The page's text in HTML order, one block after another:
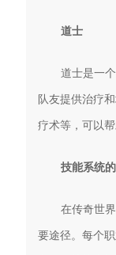
道士
道士是一
队友提供治疗
疗术等，可以
技能系统
在传奇世
要途径。每个